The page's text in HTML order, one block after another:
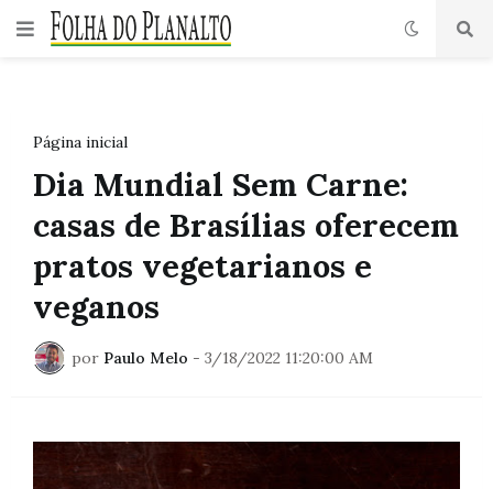
Página inicial
Dia Mundial Sem Carne:
casas de Brasílias oferecem
pratos vegetarianos e
veganos
por Paulo Melo - 3/18/2022 11:20:00 AM